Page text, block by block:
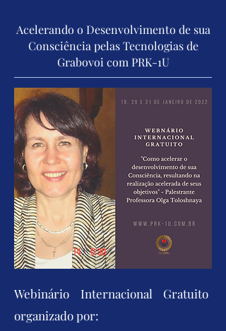
Acelerando o Desenvolvimento de sua
Consciência pelas Tecnologias de
Grabovoi com PRK-1U
Webinário Internacional Gratuito
organizado por: